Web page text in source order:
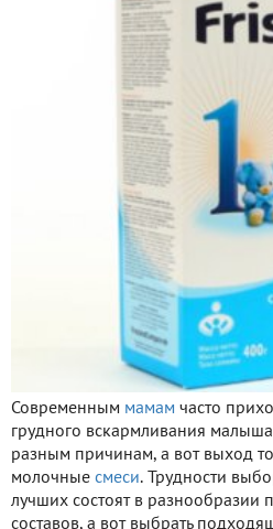
Современным мамам часто
грудного вскармливания
разным причинам, а вот выход
молочные смеси. Трудности
лучших состоят в разнообразии
составов, а вот выбрать